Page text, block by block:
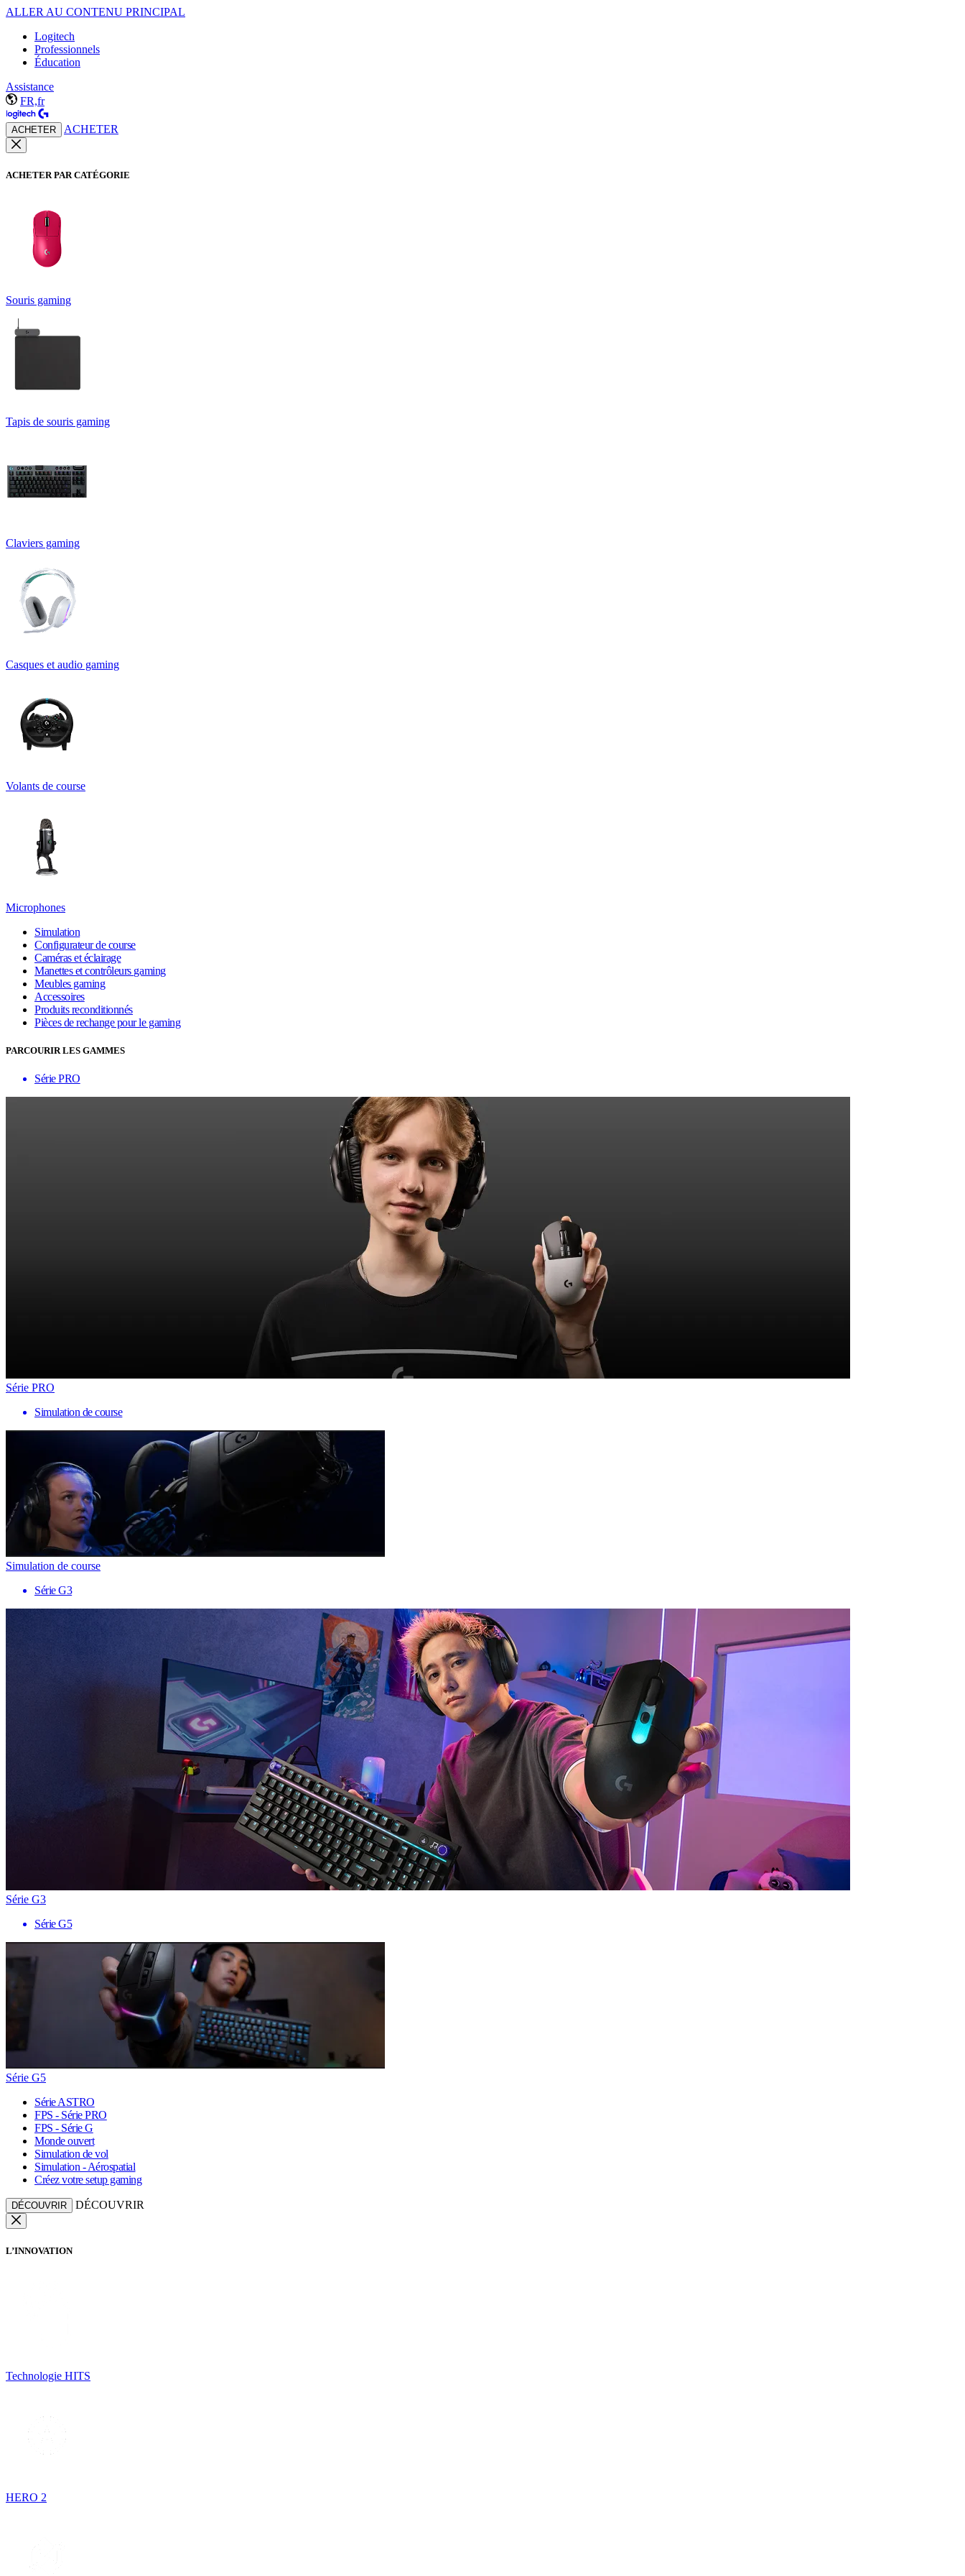
ALLER AU CONTENU PRINCIPAL
Logitech
Professionnels
Éducation
Assistance
FR,fr
ACHETER ACHETER
ACHETER PAR CATÉGORIE
Souris gaming
Tapis de souris gaming
Claviers gaming
Casques et audio gaming
Volants de course
Microphones
Simulation
Configurateur de course
Caméras et éclairage
Manettes et contrôleurs gaming
Meubles gaming
Accessoires
Produits reconditionnés
Pièces de rechange pour le gaming
PARCOURIR LES GAMMES
Série PRO
Série PRO
Simulation de course
Simulation de course
Série G3
Série G3
Série G5
Série G5
Série ASTRO
FPS - Série PRO
FPS - Série G
Monde ouvert
Simulation de vol
Simulation - Aérospatial
Créez votre setup gaming
DÉCOUVRIR DÉCOUVRIR
L’INNOVATION
Technologie HITS
HERO 2